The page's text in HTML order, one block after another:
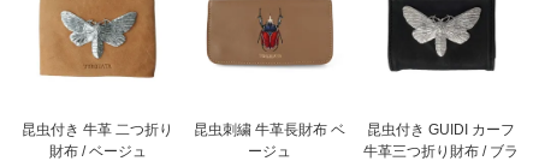
昆虫付き 牛革 二つ折り
財布 / ベージュ
昆虫刺繍 牛革長財布 ベ
ージュ
昆虫付き GUIDI カーフ
牛革三つ折り財布 / ブラ